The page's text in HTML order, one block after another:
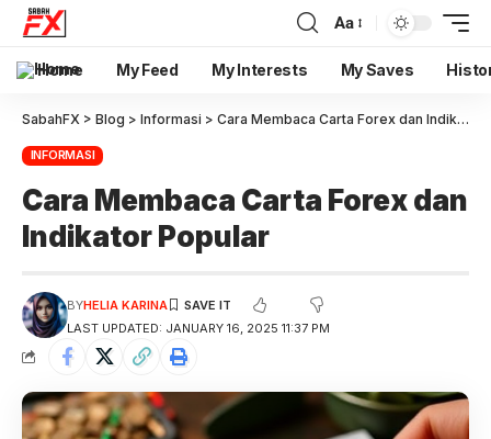
Aa
Home My Feed My Interests My Saves
SabahFX > Blog > Informasi > Cara Membaca Carta Forex dan Indikator Popular
INFORMASI
Cara Membaca Carta Forex dan
Indikator Popular
LAST UPDATED: JANUARY 16, 2025 11:37 PM
BYHELIA KARINA